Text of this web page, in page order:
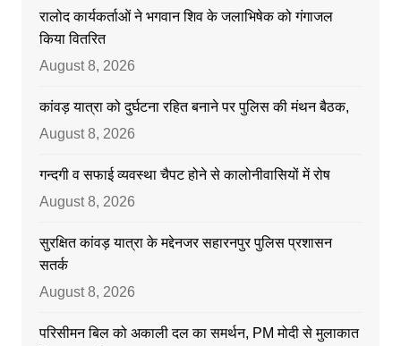
रालोद कार्यकर्ताओं ने भगवान शिव के जलाभिषेक को गंगाजल
किया वितरित
August 8, 2026
कांवड़ यात्रा को दुर्घटना रहित बनाने पर पुलिस की मंथन बैठक,
August 8, 2026
गन्दगी व सफाई व्यवस्था चैपट होने से कालोनीवासियों में रोष
August 8, 2026
सुरक्षित कांवड़ यात्रा के मद्देनजर सहारनपुर पुलिस प्रशासन
सतर्क
August 8, 2026
परिसीमन बिल को अकाली दल का समर्थन, PM मोदी से मुलाकात